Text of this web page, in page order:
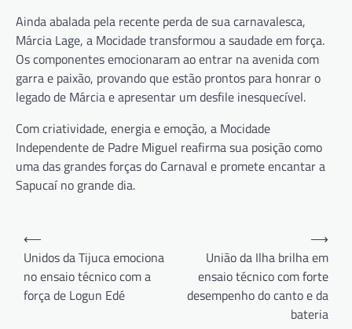
Ainda abalada pela recente perda de sua carnavalesca,
Márcia Lage, a Mocidade transformou a saudade em força.
Os componentes emocionaram ao entrar na avenida com
garra e paixão, provando que estão prontos para honrar o
legado de Márcia e apresentar um desfile inesquecível.
Com criatividade, energia e emoção, a Mocidade
Independente de Padre Miguel reafirma sua posição como
uma das grandes forças do Carnaval e promete encantar a
Sapucaí no grande dia.
Navegação
de
Post
⟵
Unidos da Tijuca emociona
no ensaio técnico com a
força de Logun Edé
União da Ilha brilha em
ensaio técnico com forte
desempenho do canto e da
bateria
⟶